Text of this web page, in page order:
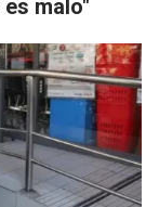
malo"